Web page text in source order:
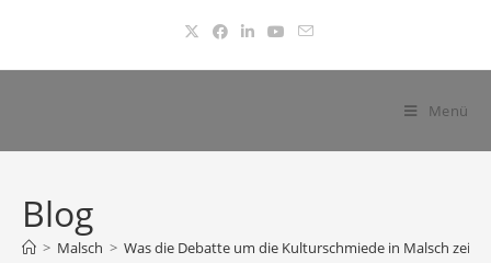
springen
Menü
Blog
> Malsch > Was die Debatte um die Kulturschmiede in Malsch zeigt